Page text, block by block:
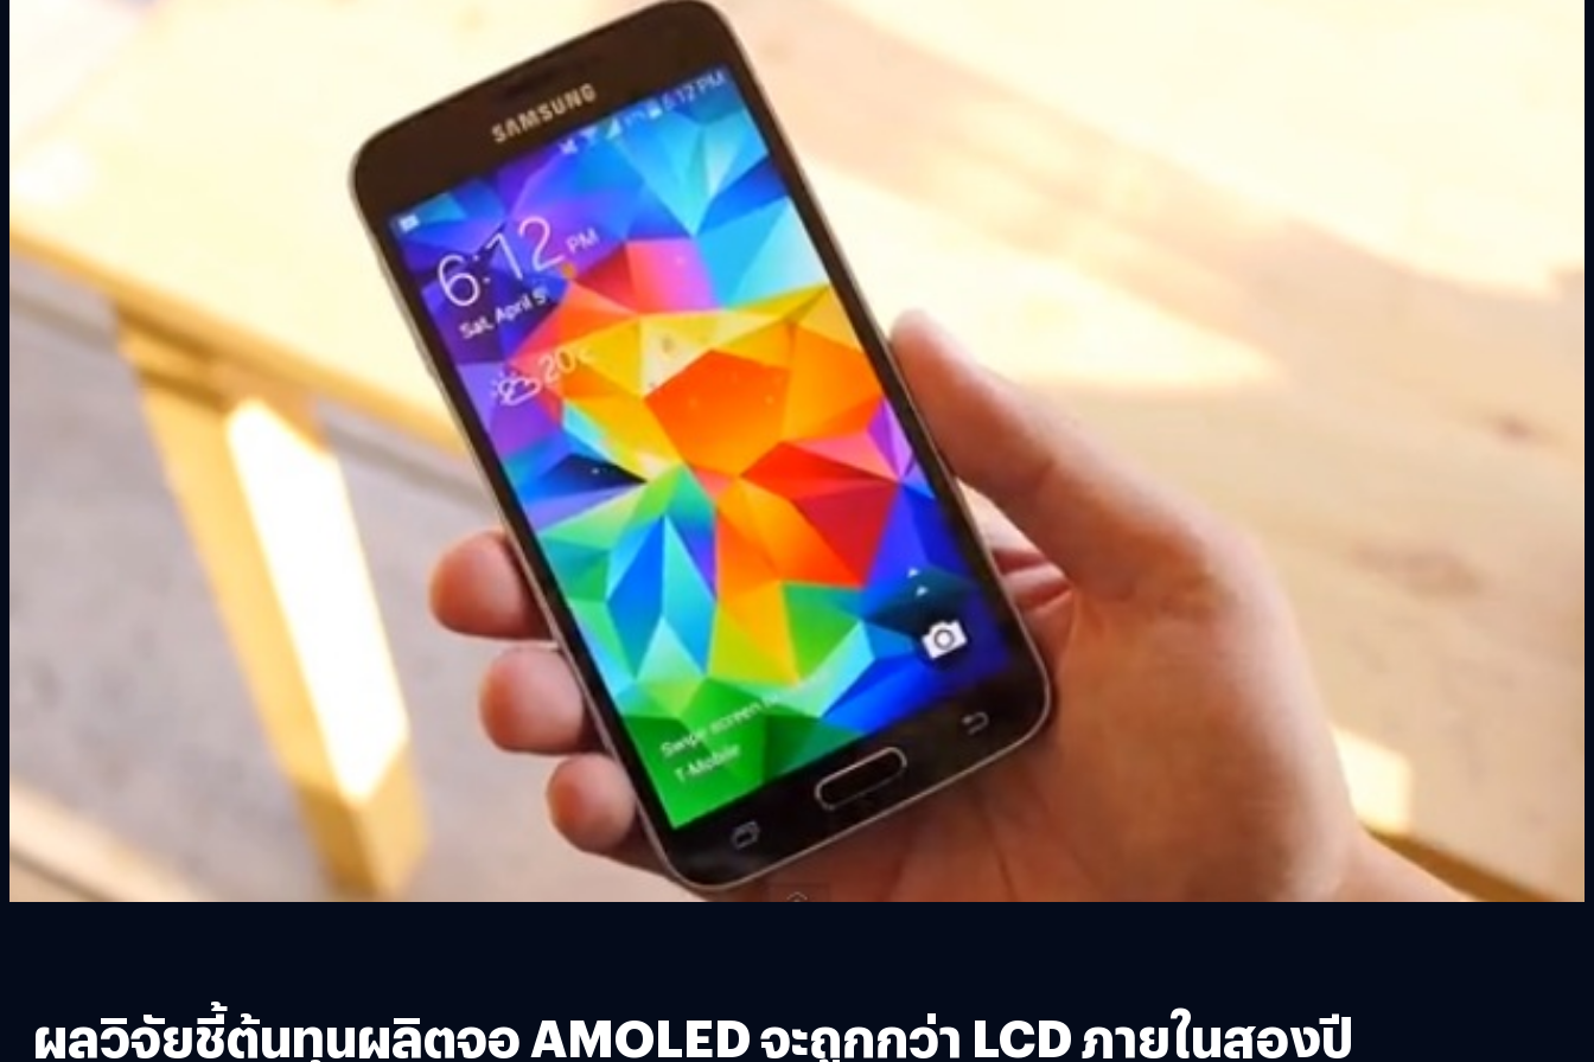
ผลวิจัยชี้ต้นทุนผลิตจอ AMOLED จะถูกกว่า LCD ภายในสองปี